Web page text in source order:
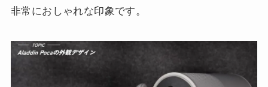
非常におしゃれな印象です。